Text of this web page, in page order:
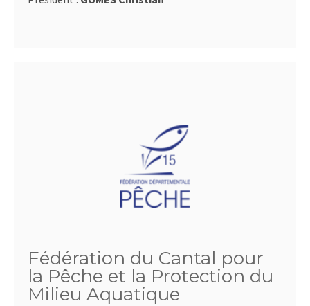
Fédération du Cantal pour
la Pêche et la Protection du
Milieu Aquatique